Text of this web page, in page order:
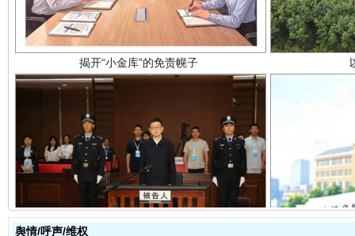
受贿1.44亿！段成刚被判无期 从幼
舆情/呼声/维权